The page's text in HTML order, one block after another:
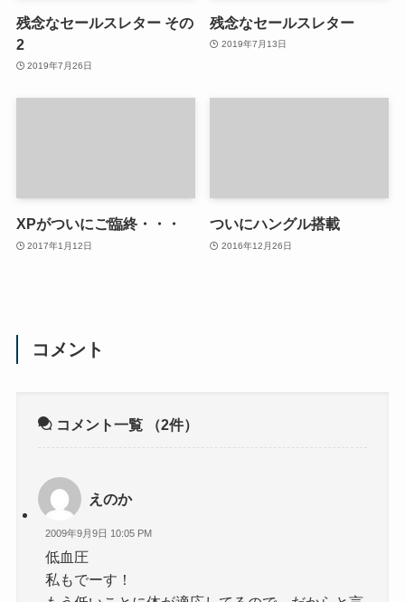
残念なセールスレター その
2
2019年7月26日
残念なセールスレター
2019年7月13日
XPがついにご臨終・・・
2017年1月12日
ついにハングル搭載
2016年12月26日
コメント
コメント一覧 （2件）
えのか
2009年9月9日 10:05 PM
低血圧
私もでーす！